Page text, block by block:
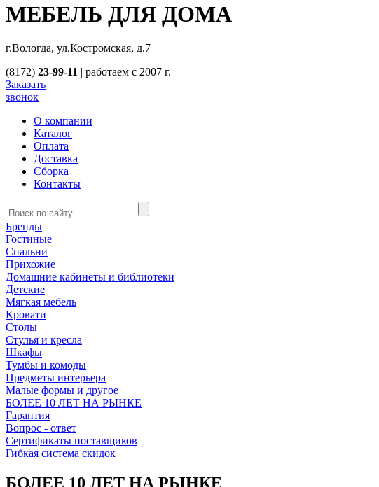
МЕБЕЛЬ ДЛЯ ДОМА
г.Вологда, ул.Костромская, д.7
(8172) 23-99-11 | работаем с 2007 г.
Заказать
звонок
О компании
Каталог
Оплата
Доставка
Сборка
Контакты
Бренды
Гостиные
Спальни
Прихожие
Домашние кабинеты и библиотеки
Детские
Мягкая мебель
Кровати
Столы
Стулья и кресла
Шкафы
Тумбы и комоды
Предметы интерьера
Малые формы и другое
БОЛЕЕ 10 ЛЕТ НА РЫНКЕ
Гарантия
Вопрос - ответ
Сертификаты поставщиков
Гибкая система скидок
БОЛЕЕ 10 ЛЕТ НА РЫНКЕ